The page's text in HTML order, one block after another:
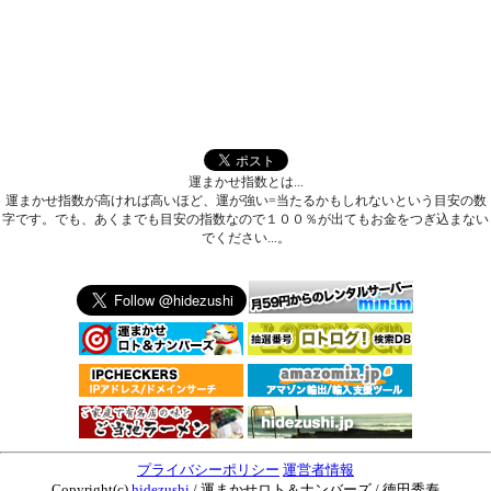
運まかせ指数とは...
運まかせ指数が高ければ高いほど、運が強い=当たるかもしれないという目安の数
字です。でも、あくまでも目安の指数なので１００％が出てもお金をつぎ込まない
でください...。
プライバシーポリシー 運営者情報